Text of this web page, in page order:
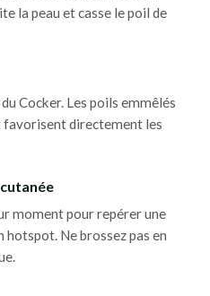
la peau et casse le poil de
Cocker. Les poils emmêlés
favorisent directement les
moment pour repérer une
hotspot. Ne brossez pas en